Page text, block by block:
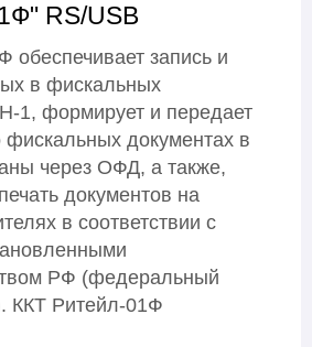
RS/USB
обеспечивает запись и
в фискальных
1, формирует и передает
документах в
через ОФД, а также,
документов на
в соответствии с
РФ (федеральный
ККТ Ритейл-01Ф